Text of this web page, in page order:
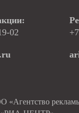
02
«Агентство